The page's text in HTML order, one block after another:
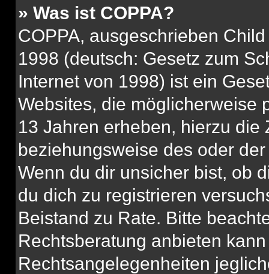
» Was ist COPPA?
COPPA, ausgeschrieben
1998 (deutsch: Gesetz zum
Internet von 1998) ist ein
Websites, die möglicherweise
13 Jahren erheben, hierzu die
beziehungsweise des oder
Wenn du dir unsicher bist, ob
du dich zu registrieren
Beistand zu Rate. Bitte
Rechtsberatung anbieten
Rechtsangelegenheiten